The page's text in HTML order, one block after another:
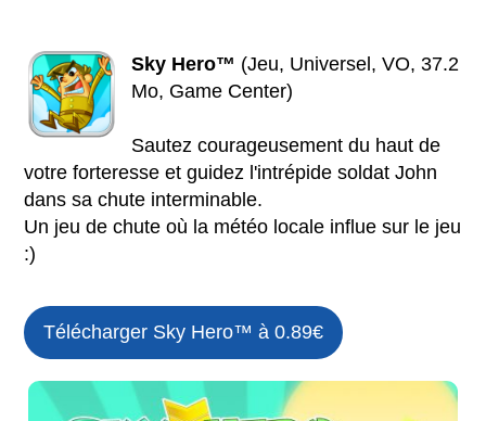
Sky Hero™ (Jeu, Universel, VO, 37.2
Mo, Game Center)
Sautez courageusement du haut de
votre forteresse et guidez l'intrépide soldat John
dans sa chute interminable.
Un jeu de chute où la météo locale influe sur le jeu
:)
Télécharger Sky Hero™ à 0.89€